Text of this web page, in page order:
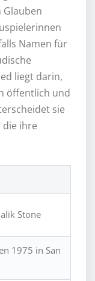
Namen für
liegt darin,
öffentlich und
sie
die ihre
Stone
1975 in San